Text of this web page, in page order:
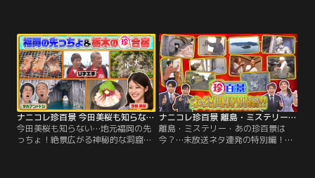
の引き売り ・縄文時代から受け継
ぐ…たった1人で伝統漁 ▼集落にた
った1人で生活！？意外な楽しみと
は？ ▼北海道の先っちょに…野生の
ラッコが見られる絶景！
▼知ってた！？日本三大餃子…宇都
宮、浜松と〇〇 ▼京都の先っちょに
は…歴史的に貴重な灯台＆絶景の夕
日 ▼熊本・天草の先っちょには…天
草四郎が攻め落とせなかったお城
ナニコレ珍百景 今田美桜も知らない…地元福岡の先っちょ！絶景広がる神秘的な洞窟（2026/06/28放送分）
今田美桜も知らない…地元福岡の先
っちょ！絶景広がる神秘的な洞窟／
ナニコレ珍百景 離島・ミステリー・あの珍百景は今？…未放送ネタ連発の特別編！（2026/06/27放送分）
離島・ミステリー・あの珍百景は
今？…未放送ネタ連発の特別編！／